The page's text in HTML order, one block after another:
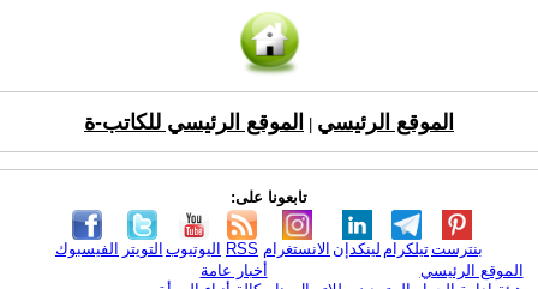
الموقع الرئيسي الموقع الرئيسي للكاتب-ة
تابعونا على:
الفيسبوك التويتر اليوتيوب RSS الانستغرام لينكدإن تيلكرامبنترست
الموقع الرئيسي
أخبار عامة